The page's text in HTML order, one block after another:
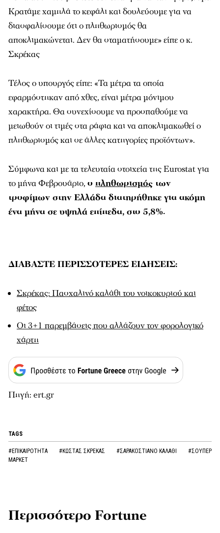
Κρατάμε χαμηλά το κεφάλι και δουλεύουμε για να
διασφαλίσουμε ότι ο πληθωρισμός θα
αποκλιμακώνεται. Δεν θα σταματήσουμε» είπε ο κ.
Σκρέκας
Τέλος ο υπουργός είπε: «Τα μέτρα τα οποία
εφαρμόστηκαν από χθες, είναι μέτρα μόνιμου
χαρακτήρα. Θα συνεχίσουμε να προσπαθούμε να
μειωθούν οι τιμές στα ράφια και να αποκλιμακωθεί ο
πληθωρισμός και σε άλλες κατηγορίες προϊόντων».
Σύμφωνα και με τα τελευταία στοιχεία της Eurostat για
το μήνα Φεβρουάριο, ο πληθωρισμός των
τροφίμων στην Ελλάδα διατηρήθηκε για ακόμη
ένα μήνα σε υψηλά επίπεδα, στο 5,8%.
ΔΙΑΒΑΣΤΕ ΠΕΡΙΣΣΟΤΕΡΕΣ ΕΙΔΗΣΕΙΣ:
Σκρέκας: Πασχαλινό καλάθι του νοικοκυριού και
φέτος
Οι 3+1 παρεμβάσεις που αλλάζουν τον φορολογικό
χάρτη
Πηγή: ert.gr
TAGS
#ΕΠΙΚΑΙΡΟΤΗΤΑ #ΚΩΣΤΑΣ ΣΚΡΕΚΑΣ #ΣΑΡΑΚΟΣΤΙΑΝΟ ΚΑΛΑΘΙ
#ΣΟΥΠΕΡ
ΜΑΡΚΕΤ
Περισσότερο Fortune